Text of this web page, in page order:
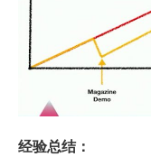
经验总结：